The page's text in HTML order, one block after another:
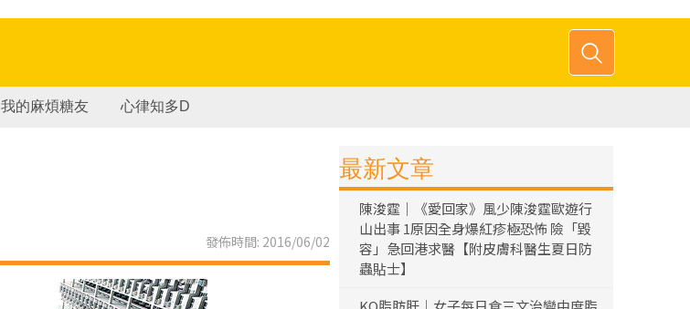
我的麻煩糖友 心律知多D
發佈時間: 2016/06/02
最新文章
陳浚霆｜《愛回家》風少陳浚霆歐遊行
山出事 1原因全身爆紅疹極恐怖 險「毀
容」急回港求醫【附皮膚科醫生夏日防
蟲貼士】